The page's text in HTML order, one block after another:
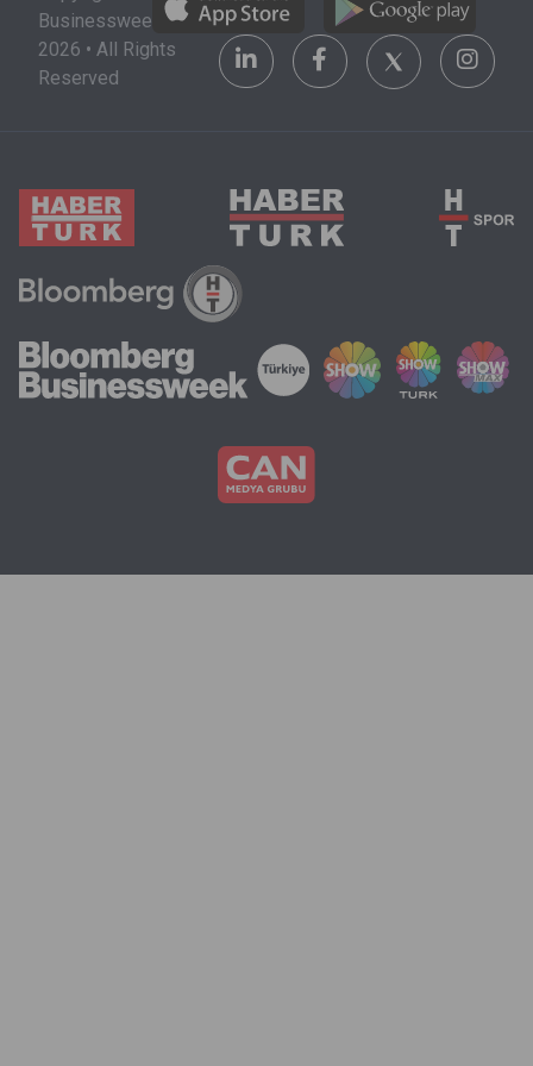
Businessweek
2026 • All Rights
Reserved